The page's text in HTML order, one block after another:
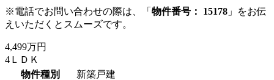
※電話でお問い合わせの際は、「 物件番号： 15178 」をお伝
えいただくとスムーズです。
4,499万円
4ＬＤＫ
物件種別
新築戸建